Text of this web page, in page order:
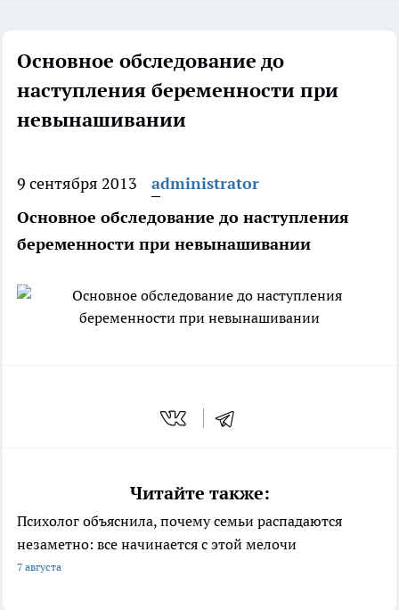
Основное обследование до
наступления беременности при
невынашивании
9 сентября 2013
administrator
Основное обследование до наступления
беременности при невынашивании
Читайте также:
Психолог объяснила, почему семьи распадаются
незаметно: все начинается с этой мелочи
7 августа